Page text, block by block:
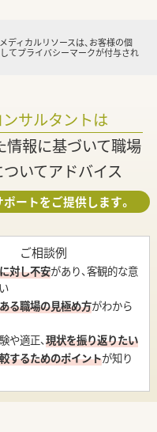
ディカルリソースは、お客様の個
てプライバシーマークが付与され
サルタントは
情報に基づいて職場
いてアドバイス
ートをご提供します。
ご相談例
対し不安があり、客観的な意
る職場の見極め方がわから
や適正、現状を振り返りたい
するためのポイントが知り